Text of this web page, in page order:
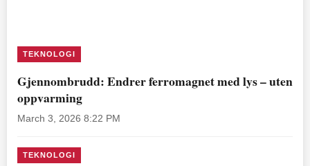
TEKNOLOGI
Gjennombrudd: Endrer ferromagnet med lys – uten
oppvarming
March 3, 2026 8:22 PM
TEKNOLOGI